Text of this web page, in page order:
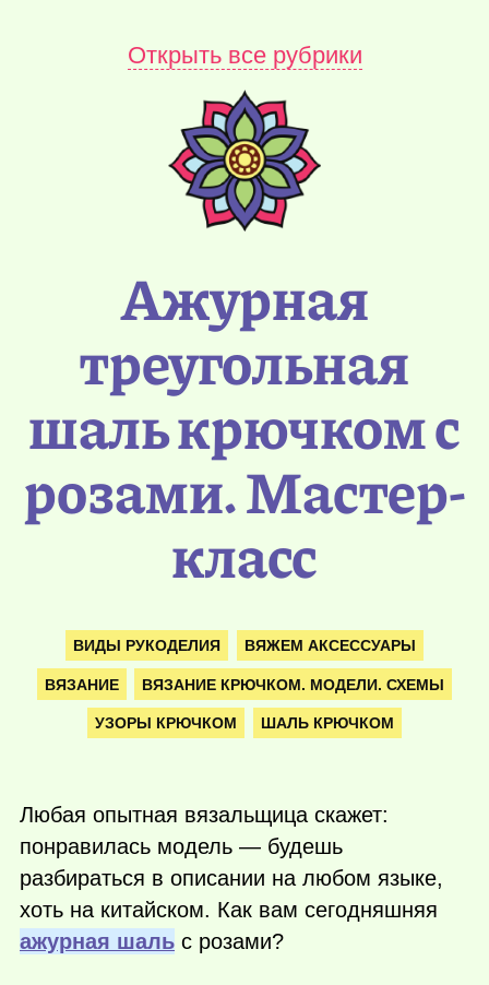
Открыть все рубрики
Ажурная
треугольная
шаль крючком с
розами. Мастер-
класс
ВИДЫ РУКОДЕЛИЯ ВЯЖЕМ АКСЕССУАРЫ
ВЯЗАНИЕ ВЯЗАНИЕ КРЮЧКОМ. МОДЕЛИ. СХЕМЫ
УЗОРЫ КРЮЧКОМ ШАЛЬ КРЮЧКОМ
Любая опытная вязальщица скажет:
понравилась модель — будешь
разбираться в описании на любом языке,
хоть на китайском. Как вам сегодняшняя
ажурная шаль с розами?